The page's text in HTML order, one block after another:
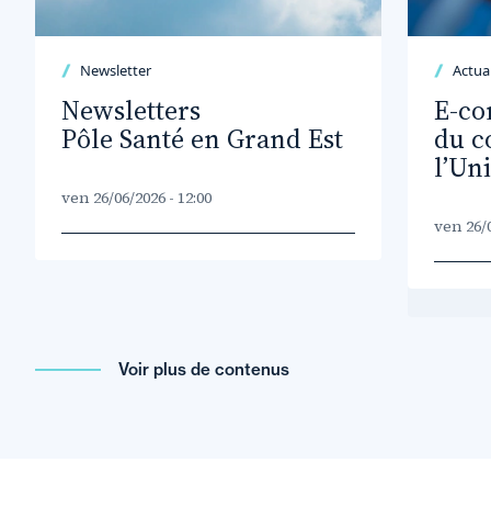
Newsletter
Newsletters
Pôle Santé en Grand Est
ven 26/06/2026 - 12:00
E-
du
ven 26/
Voir plus de contenus